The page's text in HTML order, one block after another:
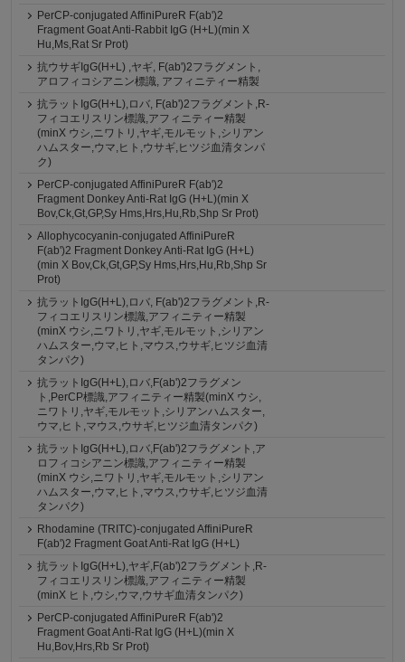
PerCP-conjugated AffiniPureR F(ab')2
Fragment Goat Anti-Rabbit IgG (H+L)(min X
Hu,Ms,Rat Sr Prot)
抗ウサギIgG(H+L) ,ヤギ, F(ab')2フラグメント,
アロフィコシアニン標識, アフィニティー精製
抗ラットIgG(H+L),ロバ, F(ab')2フラグメント,R-
フィコエリスリン標識,アフィニティー精製
(minX ウシ,ニワトリ,ヤギ,モルモット,シリアン
ハムスター,ウマ,ヒト,ウサギ,ヒツジ血清タンパ
ク)
PerCP-conjugated AffiniPureR F(ab')2
Fragment Donkey Anti-Rat IgG (H+L)(min X
Bov,Ck,Gt,GP,Sy Hms,Hrs,Hu,Rb,Shp Sr Prot)
Allophycocyanin-conjugated AffiniPureR
F(ab')2 Fragment Donkey Anti-Rat IgG (H+L)
(min X Bov,Ck,Gt,GP,Sy Hms,Hrs,Hu,Rb,Shp Sr
Prot)
抗ラットIgG(H+L),ロバ, F(ab')2フラグメント,R-
フィコエリスリン標識,アフィニティー精製
(minX ウシ,ニワトリ,ヤギ,モルモット,シリアン
ハムスター,ウマ,ヒト,マウス,ウサギ,ヒツジ血清
タンパク)
抗ラットIgG(H+L),ロバ,F(ab')2フラグメン
ト,PerCP標識,アフィニティー精製(minX ウシ,
ニワトリ,ヤギ,モルモット,シリアンハムスター,
ウマ,ヒト,マウス,ウサギ,ヒツジ血清タンパク)
抗ラットIgG(H+L),ロバ,F(ab')2フラグメント,ア
ロフィコシアニン標識,アフィニティー精製
(minX ウシ,ニワトリ,ヤギ,モルモット,シリアン
ハムスター,ウマ,ヒト,マウス,ウサギ,ヒツジ血清
タンパク)
Rhodamine (TRITC)-conjugated AffiniPureR
F(ab')2 Fragment Goat Anti-Rat IgG (H+L)
抗ラットIgG(H+L),ヤギ,F(ab')2フラグメント,R-
フィコエリスリン標識,アフィニティー精製
(minX ヒト,ウシ,ウマ,ウサギ血清タンパク)
PerCP-conjugated AffiniPureR F(ab')2
Fragment Goat Anti-Rat IgG (H+L)(min X
Hu,Bov,Hrs,Rb Sr Prot)